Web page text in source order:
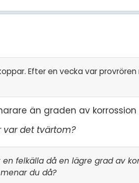
Efter en vecka var
än graden av
var det tvärtom?
felkälla då en lägre grad av
du då?